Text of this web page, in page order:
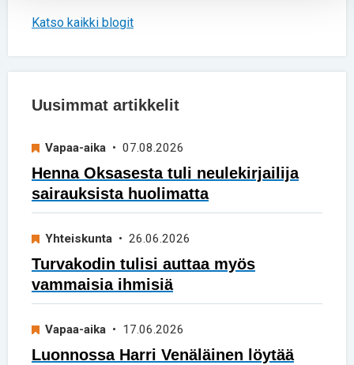
Katso kaikki blogit
Uusimmat artikkelit
Vapaa-aika • 07.08.2026
Henna Oksasesta tuli neulekirjailija
sairauksista huolimatta
Yhteiskunta • 26.06.2026
Turvakodin tulisi auttaa myös
vammaisia ihmisiä
Vapaa-aika • 17.06.2026
Luonnossa Harri Venäläinen löytää